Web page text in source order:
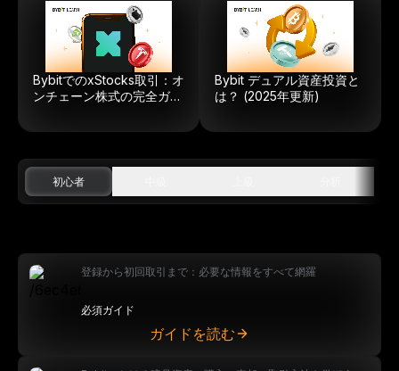
BybitでのxStocks取引：オ
ンチェーン株式の完全ガイ
Bybit デュアル資産投資と
は？ (2025年更新)
初心者
登録から初回取引まで：必要な情報をすべて網羅
必須ガイド
ガイドを読む